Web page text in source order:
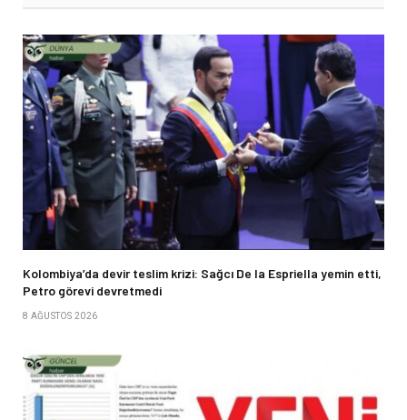
Kolombiya’da devir teslim krizi: Sağcı De la Espriella yemin etti,
Petro görevi devretmedi
8 AĞUSTOS 2026